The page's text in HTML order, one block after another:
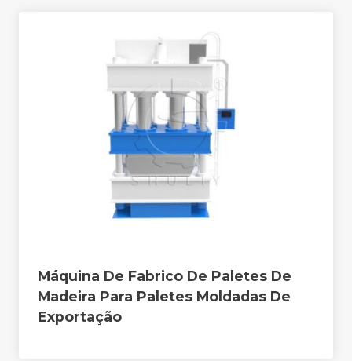
Máquina De Fabrico De Paletes De
Madeira Para Paletes Moldadas De
Exportação